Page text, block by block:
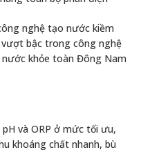
nghệ tạo nước kiềm
bậc trong công nghệ
khỏe toàn Đông Nam
và ORP ở mức tối ưu,
khoáng chất nhanh, bù